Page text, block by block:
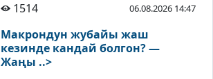
1514 06.08.2026 14:47
Макрондун жубайы жаш
кезинде кандай болгон? —
Жаңы ..>